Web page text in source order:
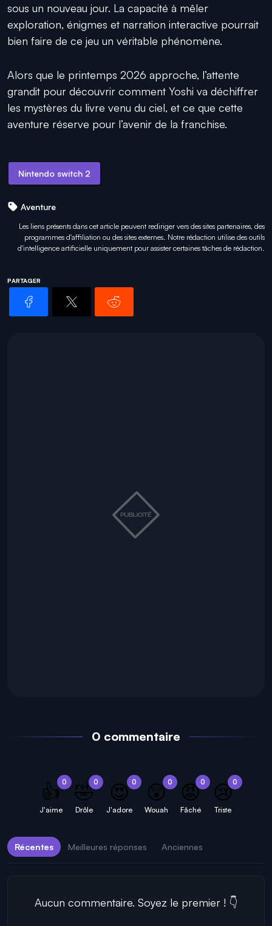
sous un nouveau jour. La capacité à mêler
exploration, énigmes et narration interactive pourrait
bien faire de ce jeu un véritable phénomène.
Alors que le printemps 2026 approche, l’attente
grandit pour découvrir comment Yoshi va déchiffrer
les mystères du livre venu du ciel, et ce que cette
aventure réserve pour l’avenir de la franchise.
Nintendo switch 2
Aventure
Les liens présents dans cet article peuvent rediriger vers des sites partenaires, des
programmes d'affiliation ou des sites externes. Notre rédaction utilise des outils
d'intelligence artificielle uniquement pourassister certaines tâches de rédaction.
PARTAGER
0 commentaire
0
👍
J'aime
0
🤣
Drôle
0
😍
J'adore
0
😲
Wouah
0
😡
Fâché
0
😢
Triste
Récentes Meilleures réponses Anciennes
Aucun commentaire. Soyez le premier ! 👇